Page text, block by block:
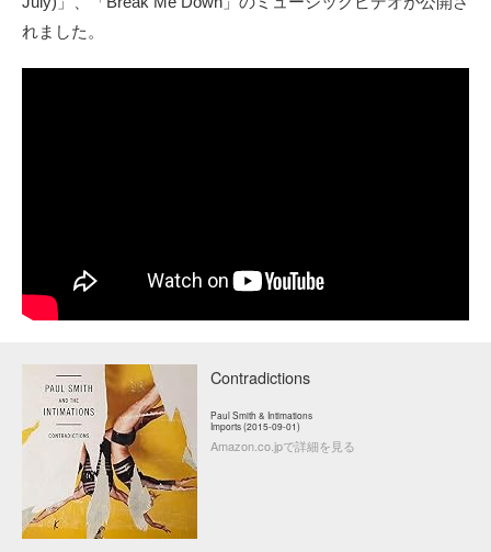
instagram
れました。
Contradictions
Paul Smith & Intimations
Imports (2015-09-01)
Amazon.co.jpで詳細を見る